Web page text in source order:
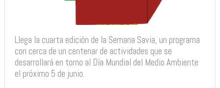
Llega la cuarta edición de la Semana Savia, un programa
con cerca de un centenar de actividades que se
desarrollará en torno al Día Mundial del Medio Ambiente
el próximo 5 de junio.